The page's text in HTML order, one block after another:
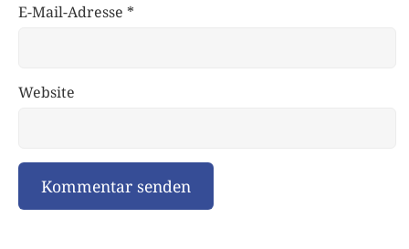
E-Mail-Adresse *
Website